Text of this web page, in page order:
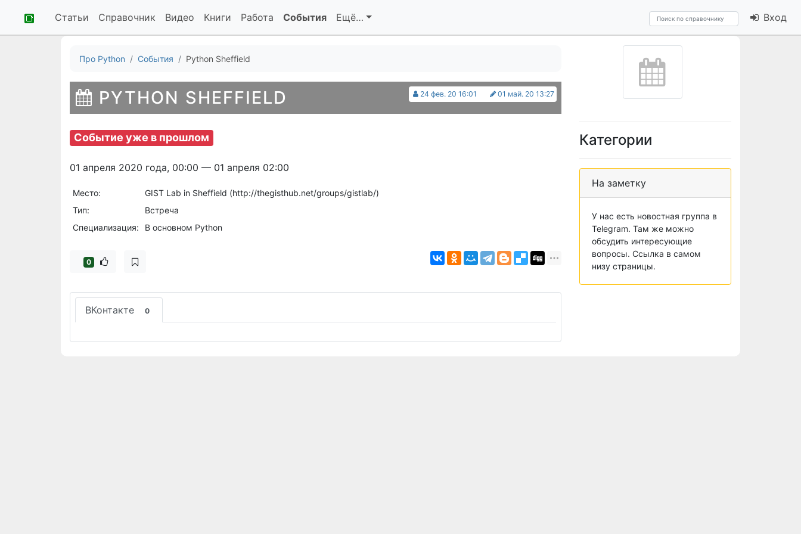
Статьи Справочник Видео Книги Работа События Ещё… Вход
Про Python События Python Sheffield
24 фев. 20 16:01 01 май. 20 13:27
PYTHON SHEFFIELD
Событие уже в прошлом
01 апреля 2020 года, 00:00 — 01 апреля 02:00
Место:
GIST Lab in Sheffield (http://thegisthub.net/groups/gistlab/)
Тип:
Встреча
Специализация:
В основном Python
0
ВКонтакте 0
Категории
На заметку
У нас есть новостная группа в
Telegram. Там же можно
обсудить интересующие
вопросы. Ссылка в самом
низу страницы.